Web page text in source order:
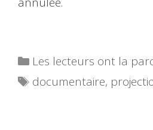
Catégories
Les lecteurs ont la
Étiquettes
documentaire,